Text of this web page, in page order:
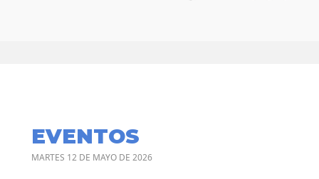
EVENTOS
MARTES 12 DE MAYO DE 2026